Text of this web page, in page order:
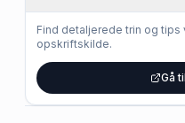
Find detaljerede trin og
opskriftskilde.
Gå